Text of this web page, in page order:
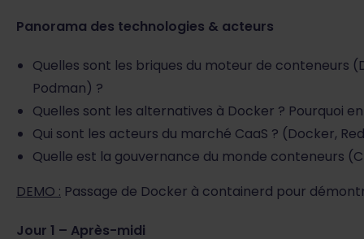
Panorama des technologies & acteurs
Quelles sont les briques du moteur de conteneurs
Podman) ?
Quelles sont les alternatives à Docker ? Pourquoi
Qui sont les acteurs du marché CaaS ? (Docker,
Quelle est la gouvernance du monde conteneurs
DEMO : Passage de Docker à containerd pour
Jour 1 – Après-midi